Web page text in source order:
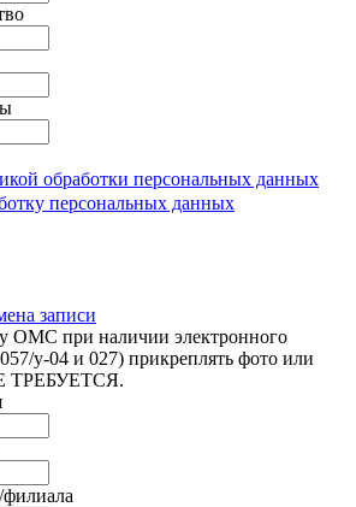
обработки персональных данных
персональных данных
записи
ОМС при наличии электронного
у-04 и 027) прикреплять фото или
ТРЕБУЕТСЯ.